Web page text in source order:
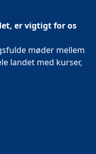
er vigtigt for os
møder mellem
landet med kurser,